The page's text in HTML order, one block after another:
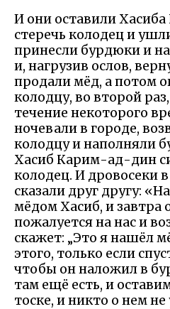
И они оставили
стеречь колодец и
принесли бурдюки и
и, нагрузив ослов,
продали мёд, а потом
колодцу, во второй
течение некоторого
ночевали в городе,
колодцу и наполняли
Хасиб Карим-ад-дин
колодец. И дровосеки
сказали друг другу:
мёдом Хасиб, и завтра
пожалуется на нас и
скажет: „Это я нашёл
этого, только если
чтобы он наложил в
там ещё есть, и
тоске, и никто о нем не